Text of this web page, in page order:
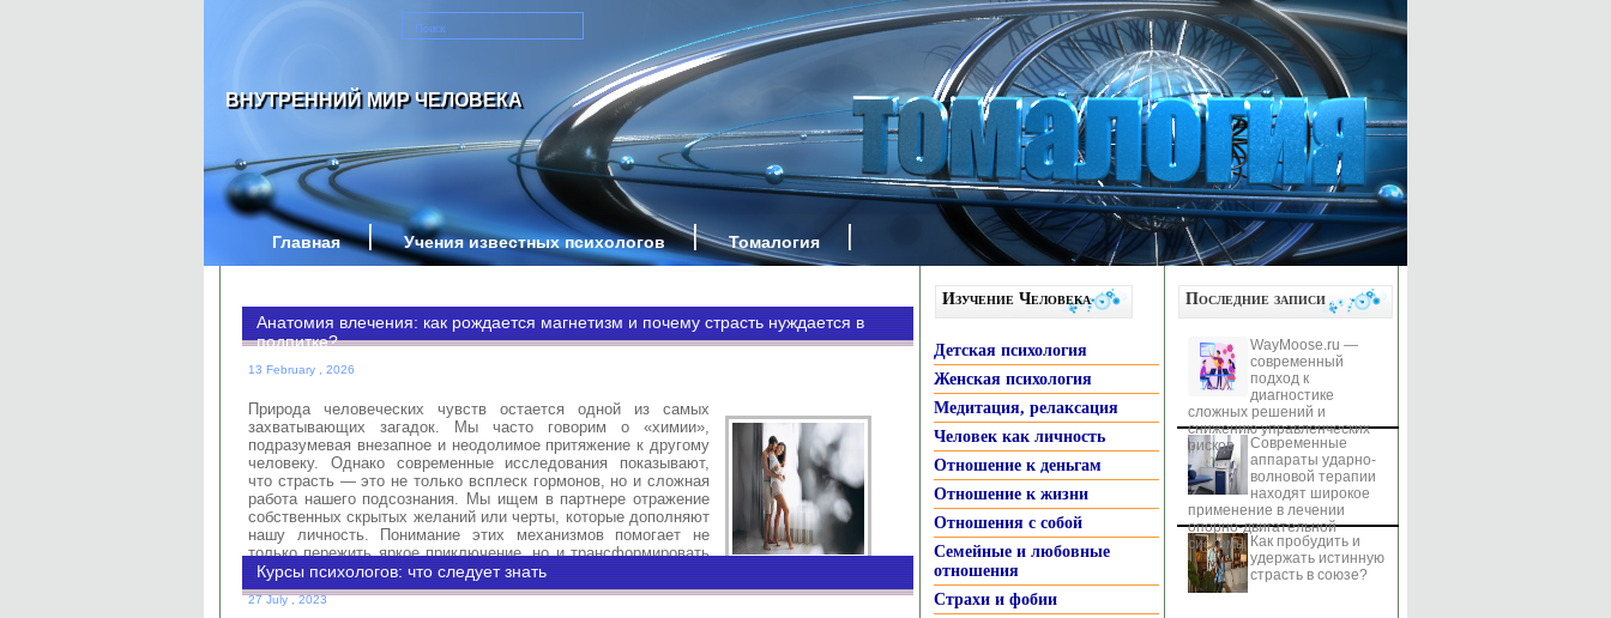
ВНУТРЕННИЙ МИР ЧЕЛОВЕКА
Главная Учения известных психологов Томалогия
Анатомия влечения: как рождается магнетизм и почему страсть нуждается в
подпитке?
13 February , 2026
Природа человеческих чувств остается одной из самых
захватывающих загадок. Мы часто говорим о «химии»,
подразумевая внезапное и неодолимое притяжение к другому
человеку. Однако современные исследования показывают,
что страсть — это не только всплеск гормонов, но и сложная
работа нашего подсознания. Мы ищем в партнере отражение
собственных скрытых желаний или черты, которые дополняют
нашу личность. Понимание этих механизмов помогает не
только пережить яркое приключение, но и трансформировать
мимолетную искру в глубокое, осознанное чувство, способное
согревать долгие годы.Читать дальше..
Курсы психологов: что следует знать
27 July , 2023
Изучение Человека
Детская психология
Женская психология
Медитация, релаксация
Человек как личность
Отношение к деньгам
Отношение к жизни
Отношения с собой
Семейные и любовные
отношения
Страхи и фобии
Последние записи
WayMoose.ru —
современный
подход к
диагностике
сложных решений и
снижению управленческих
рисков
Современные
аппараты ударно-
волновой терапии
находят широкое
применение в лечении
опорно-двигательной
системы Как пробудить и
удержать истинную
страсть в союзе?